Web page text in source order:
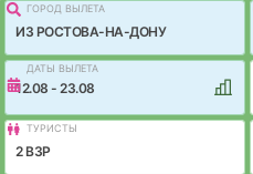
ГОРОД ВЫЛEТА
ИЗ РОСТОВА-НА-ДОНУ
ДАТЫ ВЫЛЕТА
12.08 - 23.08
ТУРИСТЫ
2 ВЗР